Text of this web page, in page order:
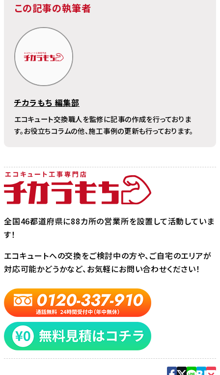
この記事の執筆者
チカラもち 編集部
エコキュート交換職人を監修に記事の作成を行っておりま
す。お役立ちコラムの他、施工事例の更新も行っております。
全国46都道府県に88カ所の営業所を設置して活動していま
す！
エコキュートへの交換をご検討中の方や、ご自宅のエリアが
対応可能かどうかなど、お気軽にお問い合わせください！